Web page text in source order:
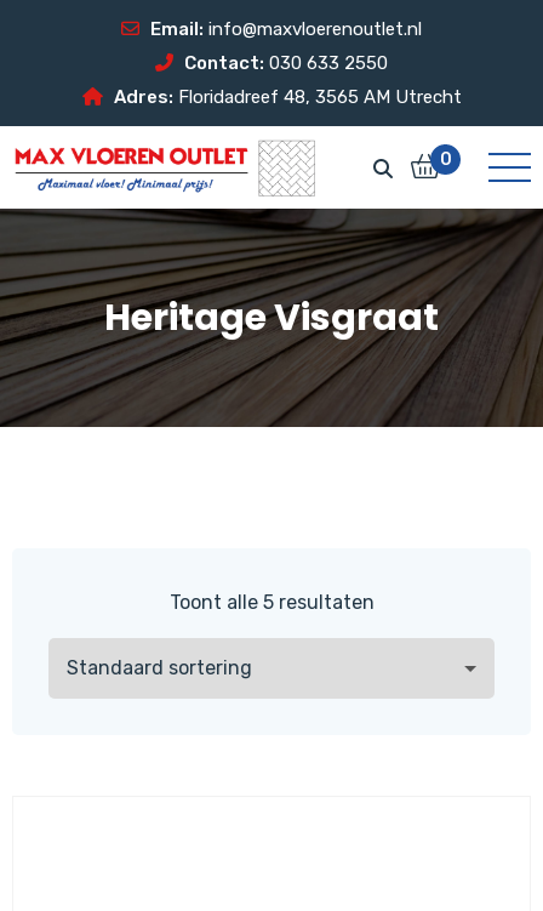
Email: info@maxvloerenoutlet.nl
Contact: 030 633 2550
Adres: Floridadreef 48, 3565 AM Utrecht
0
Heritage Visgraat
Toont alle 5 resultaten